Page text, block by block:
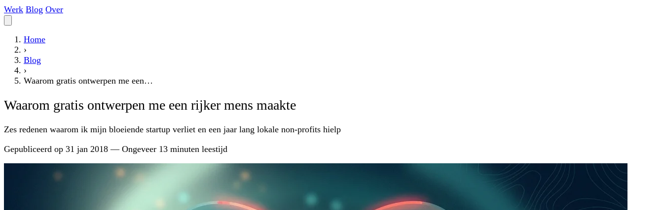
Werk Blog Over
Home
›
Blog
›
Waarom gratis ontwerpen me een…
Waarom gratis ontwerpen me een rijker mens maakte
Zes redenen waarom ik mijn bloeiende startup verliet en een jaar lang lokale non-profits hielp
Gepubliceerd op 31 jan 2018 —Ongeveer 13 minuten leestijd